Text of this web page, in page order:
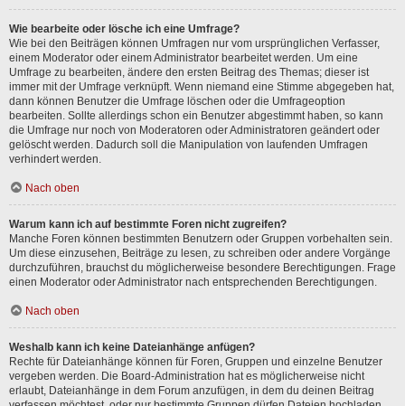
Wie bearbeite oder lösche ich eine Umfrage?
Wie bei den Beiträgen können Umfragen nur vom ursprünglichen Verfasser,
einem Moderator oder einem Administrator bearbeitet werden. Um eine
Umfrage zu bearbeiten, ändere den ersten Beitrag des Themas; dieser ist
immer mit der Umfrage verknüpft. Wenn niemand eine Stimme abgegeben hat,
dann können Benutzer die Umfrage löschen oder die Umfrageoption
bearbeiten. Sollte allerdings schon ein Benutzer abgestimmt haben, so kann
die Umfrage nur noch von Moderatoren oder Administratoren geändert oder
gelöscht werden. Dadurch soll die Manipulation von laufenden Umfragen
verhindert werden.
Nach oben
Warum kann ich auf bestimmte Foren nicht zugreifen?
Manche Foren können bestimmten Benutzern oder Gruppen vorbehalten sein.
Um diese einzusehen, Beiträge zu lesen, zu schreiben oder andere Vorgänge
durchzuführen, brauchst du möglicherweise besondere Berechtigungen. Frage
einen Moderator oder Administrator nach entsprechenden Berechtigungen.
Nach oben
Weshalb kann ich keine Dateianhänge anfügen?
Rechte für Dateianhänge können für Foren, Gruppen und einzelne Benutzer
vergeben werden. Die Board-Administration hat es möglicherweise nicht
erlaubt, Dateianhänge in dem Forum anzufügen, in dem du deinen Beitrag